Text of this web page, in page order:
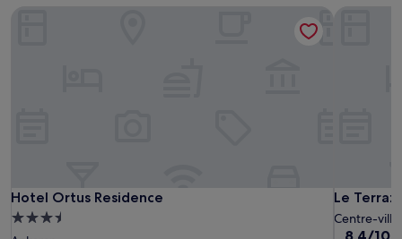
Hotel Ortus Residence
Hotel Ortus Residence
Hébergement
Le
Le
Centre-
8.4
8,4/10